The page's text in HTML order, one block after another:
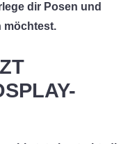
dir Posen und
möchtest.